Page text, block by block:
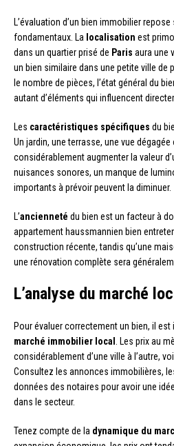
L’évaluation d’un bien immobilier
fondamentaux. La localisation est
dans un quartier prisé de Paris aura une
un bien similaire dans une petite ville de
le nombre de pièces, l’état général du
autant d’éléments qui influencent
Les caractéristiques spécifiques du
Un jardin, une terrasse, une vue
considérablement augmenter la valeur
nuisances sonores, un manque de
importants à prévoir peuvent la diminuer.
L’ancienneté du bien est un facteur à
appartement haussmannien bien
construction récente, tandis qu’une
une rénovation complète sera
L’analyse du marché
Pour évaluer correctement un bien, il
marché immobilier local . Les prix au
considérablement d’une ville à l’autre,
Consultez les annonces immobilières,
données des notaires pour avoir une
dans le secteur.
Tenez compte de la dynamique du